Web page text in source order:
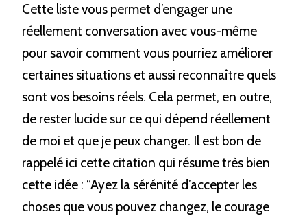
Cette liste vous permet d’engager une
réellement conversation avec vous-même
pour savoir comment vous pourriez améliorer
certaines situations et aussi reconnaître quels
sont vos besoins réels. Cela permet, en outre,
de rester lucide sur ce qui dépend réellement
de moi et que je peux changer. Il est bon de
rappelé ici cette citation qui résume très bien
cette idée : “Ayez la sérénité d’accepter les
choses que vous pouvez changez, le courage